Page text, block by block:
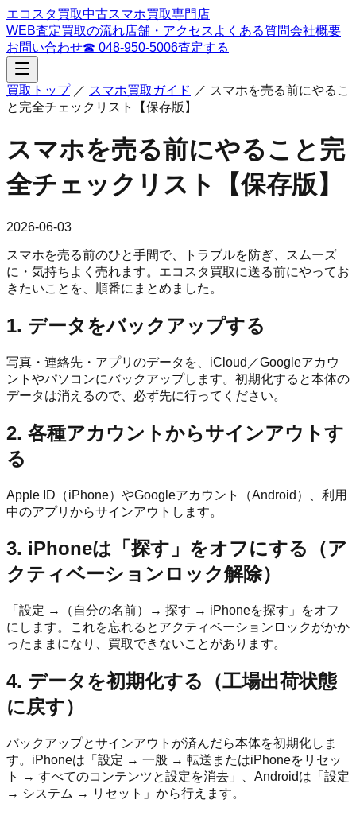
エコスタ買取中古スマホ買取専門店
WEB査定買取の流れ店舗・アクセス よくある質問会社概要
お問い合わせ☎ 048-950-5006査定する
買取トップ／ スマホ買取ガイド ／ スマホを売る前にやるこ
と完全チェックリスト【保存版】
スマホを売る前にやること完
全チェックリスト【保存版】
2026-06-03
スマホを売る前のひと手間で、トラブルを防ぎ、スムーズ
に・気持ちよく売れます。エコスタ買取に送る前にやってお
きたいことを、順番にまとめました。
1. データをバックアップする
写真・連絡先・アプリのデータを、iCloud／Googleアカウ
ントやパソコンにバックアップします。初期化すると本体の
データは消えるので、必ず先に行ってください。
2. 各種アカウントからサインアウトす
る
Apple ID（iPhone）やGoogleアカウント（Android）、利用
中のアプリからサインアウトします。
3. iPhoneは「探す」をオフにする（ア
クティベーションロック解除）
「設定 →（自分の名前）→ 探す → iPhoneを探す」をオフ
にします。これを忘れるとアクティベーションロックがかか
ったままになり、買取できないことがあります。
4. データを初期化する（工場出荷状態
に戻す）
バックアップとサインアウトが済んだら本体を初期化しま
す。iPhoneは「設定 → 一般 → 転送またはiPhoneをリセッ
ト → すべてのコンテンツと設定を消去」、Androidは「設定
→ システム → リセット」から行えます。